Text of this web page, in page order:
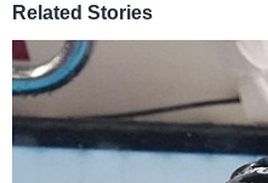
Related Stories